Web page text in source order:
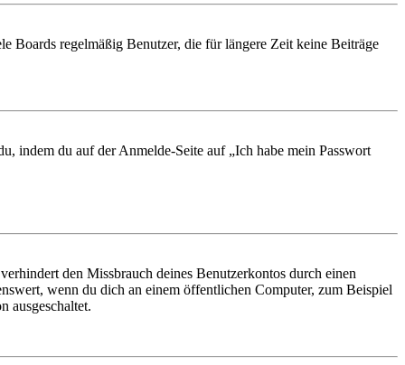
Boards regelmäßig Benutzer, die für längere Zeit keine Beiträge
indem du auf der Anmelde-Seite auf „Ich habe mein Passwort
den Missbrauch deines Benutzerkontos durch einen
wenn du dich an einem öffentlichen Computer, zum Beispiel
ausgeschaltet.